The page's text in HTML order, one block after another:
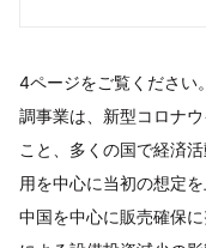
4ページをご覧ください
調事業は、新型コロナ
こと、多くの国で経済
用を中心に当初の想定
中国を中心に販売確保